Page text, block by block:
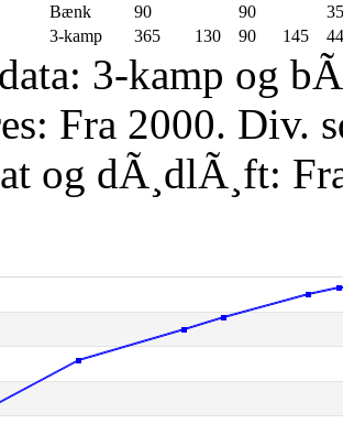
Bænk 90 90
3-kamp 365 130 90 145
3-kamp og
Fra 2000. Div.
og dÃ¸dlÃ¸ft: